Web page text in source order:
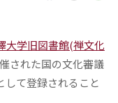
大学旧図書館(禅文化
された国の文化審議
して登録されること